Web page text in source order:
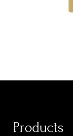
Products